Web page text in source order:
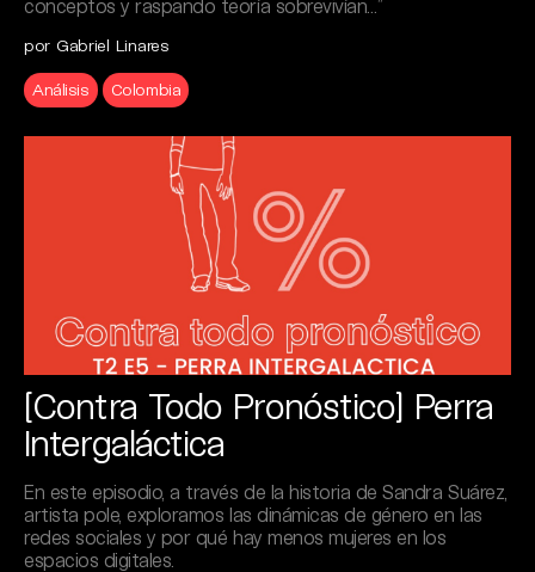
conceptos y raspando teoría sobrevivían…”
por Gabriel Linares
Análisis Colombia
[Contra Todo Pronóstico] Perra
Intergaláctica
En este episodio, a través de la historia de Sandra Suárez,
artista pole, exploramos las dinámicas de género en las
redes sociales y por qué hay menos mujeres en los
espacios digitales.